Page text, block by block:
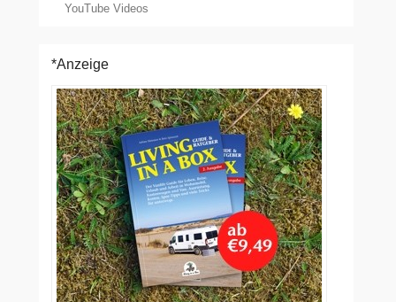
YouTube Videos
*Anzeige